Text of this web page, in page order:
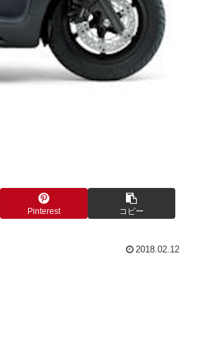
Pinterest コピー
2018.02.12